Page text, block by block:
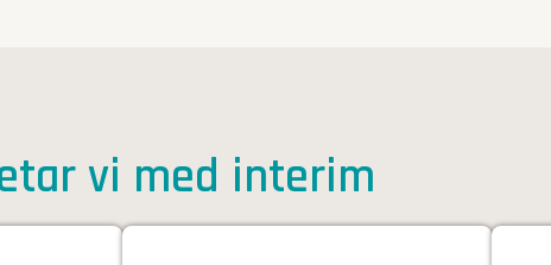
vi med interim